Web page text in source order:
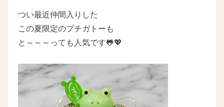
つい最近仲間入りした
この夏限定のプチガトーも
と～～～っても人気です🐸💖